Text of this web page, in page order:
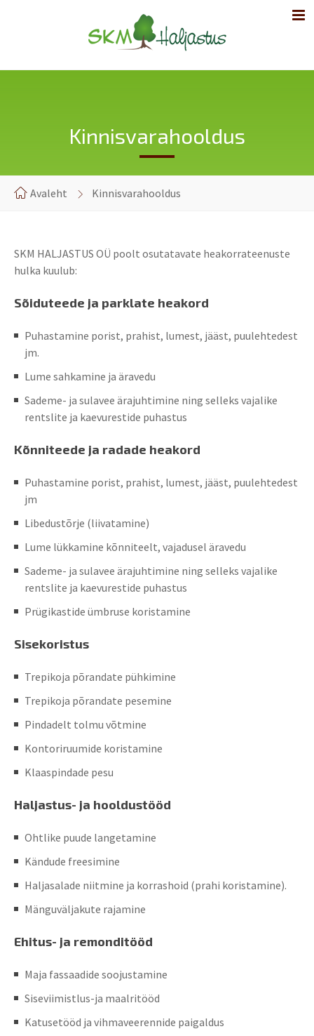
Kinnisvarahooldus
Avaleht Kinnisvarahooldus
SKM HALJASTUS OÜ poolt osutatavate heakorrateenuste
hulka kuulub:
Sõiduteede ja parklate heakord
Puhastamine porist, prahist, lumest, jääst, puulehtedest
jm.
Lume sahkamine ja äravedu
Sademe- ja sulavee ärajuhtimine ning selleks vajalike
rentslite ja kaevurestide puhastus
Kõnniteede ja radade heakord
Puhastamine porist, prahist, lumest, jääst, puulehtedest
jm
Libedustõrje (liivatamine)
Lume lükkamine kõnniteelt, vajadusel äravedu
Sademe- ja sulavee ärajuhtimine ning selleks vajalike
rentslite ja kaevurestide puhastus
Prügikastide ümbruse koristamine
Sisekoristus
Trepikoja põrandate pühkimine
Trepikoja põrandate pesemine
Pindadelt tolmu võtmine
Kontoriruumide koristamine
Klaaspindade pesu
Haljastus- ja hooldustööd
Ohtlike puude langetamine
Kändude freesimine
Haljasalade niitmine ja korrashoid (prahi koristamine).
Mänguväljakute rajamine
Ehitus- ja remonditööd
Maja fassaadide soojustamine
Siseviimistlus-ja maalritööd
Katusetööd ja vihmaveerennide paigaldus